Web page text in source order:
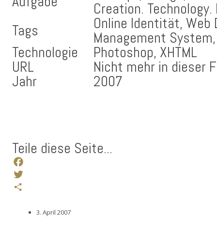
Creation.
Tags
Online Identität, Web
Management
Technologie Photoshop, XHTML
URL Nicht mehr in dieser
Jahr 2007
Teile diese Seite...
Facebook
Twitter
3. April 2007